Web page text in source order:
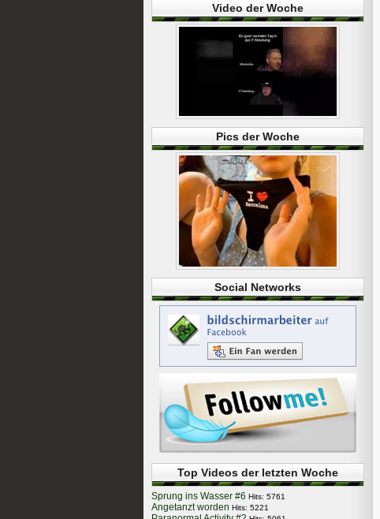
Video der Woche
Pics der Woche
Social Networks
Top Videos der letzten Woche
Sprung ins Wasser #6 Hits: 5761
Angetanzt worden Hits: 5221